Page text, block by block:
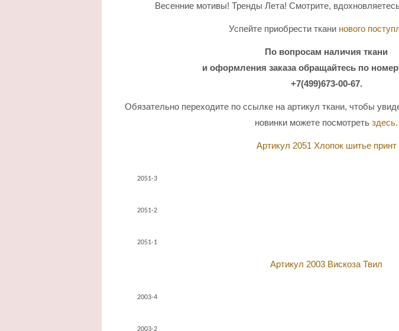
Весенние мотивы! Тренды Лета! Смотрите,
Успейте приобрести ткани нового
По вопросам наличия ткани
и оформления заказа обращайтесь по
+7(499)673-00-67.
Обязательно переходите по ссылке на артикул ткани, чтобы
новинки можете посмотреть здесь.
Артикул 2051 Хлопок шитье принт
2051-3
2051-2
2051-1
Артикул 2003 Вискоза Твил
2003-4
2003-2